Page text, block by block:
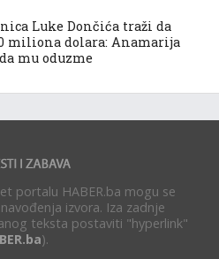
Luke Dončića traži da
miliona dolara: Anamarija
mu oduzme
portalu HABER.ba mogu se
izvora. Iza zadnje
teksta postaviti "hyperlink"
).